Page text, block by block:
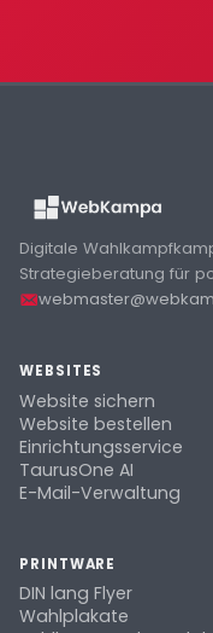
Digitale
Strategieberatung für
WEBSITES
Website sichern
Website bestellen
Einrichtungsservice
TaurusOne AI
E-Mail-Verwaltung
PRINTWARE
DIN lang Flyer
Wahlplakate